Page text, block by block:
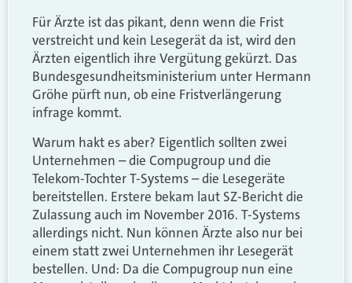
Für Ärzte ist das pikant, denn wenn die Frist
verstreicht und kein Lesegerät da ist, wird den
Ärzten eigentlich ihre Vergütung gekürzt. Das
Bundesgesundheitsministerium unter Hermann
Gröhe pürft nun, ob eine Fristverlängerung
infrage kommt.
Warum hakt es aber? Eigentlich sollten zwei
Unternehmen – die Compugroup und die
Telekom-Tochter T-Systems – die Lesegeräte
bereitstellen. Erstere bekam laut SZ-Bericht die
Zulassung auch im November 2016. T-Systems
allerdings nicht. Nun können Ärzte also nur bei
einem statt zwei Unternehmen ihr Lesegerät
bestellen. Und: Da die Compugroup nun eine